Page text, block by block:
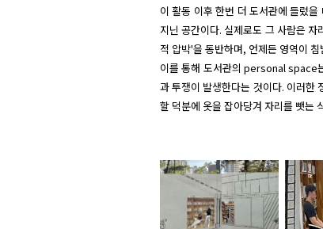
이 활동 이후 한번 더 도서관에 들렀
지닌 공간이다. 실제로도 그 사람은
적 압박'을 동반하며, 언제든 영역이
이를 통해 도서관의 personal space
과 투쟁이 발생한다는 것이다. 이러한
할 덕분에 옷을 잡아당겨 자리를 뺏는